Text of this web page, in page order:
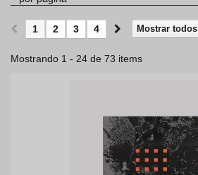
Mostrar todos
1 2 3 4
Mostrando 1 - 24 de 73 items